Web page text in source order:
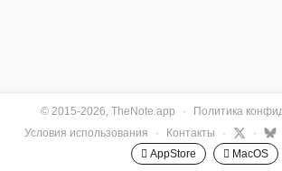
© 2015-2026, TheNote.app · Политика
Условия использования
· Контакты · ·
 AppStore
 MacOS